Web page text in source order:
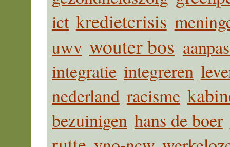
ict kredietcrisis
uwv wouter bos
integratie integreren
nederland racisme
bezuinigen hans de boer